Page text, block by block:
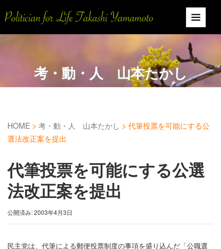
考・動・人 山本たかし
HOME > 考・動・人 山本たかし > 代筆投票を可能にする公
選法改正案を提出
代筆投票を可能にする公選
法改正案を提出
公開済み: 2003年4月3日
民主党は、代筆による郵便投票制度の事項を盛り込んだ「公職選